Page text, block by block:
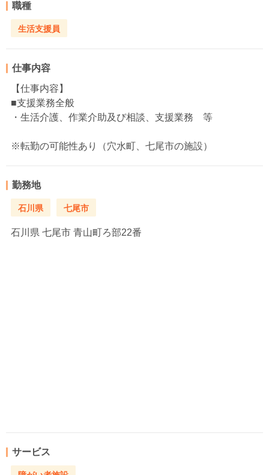
職種
生活支援員
仕事内容
【仕事内容】
■支援業務全般
・生活介護、作業介助及び相談、支援業務 等
※転勤の可能性あり（穴水町、七尾市の施設）
勤務地
石川県 七尾市
石川県 七尾市 青山町ろ部22番
サービス